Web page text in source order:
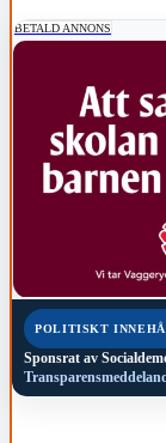
BETALD ANNONS
POLITISKT
Sponsrat av